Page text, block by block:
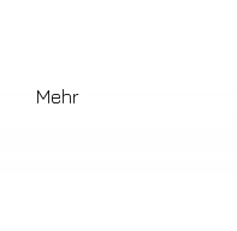
Mehr